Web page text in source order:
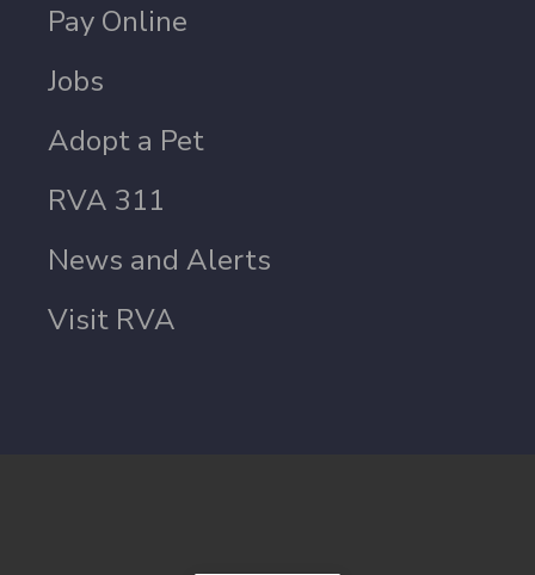
Pay Online
Jobs
Adopt a Pet
RVA 311
News and Alerts
Visit RVA